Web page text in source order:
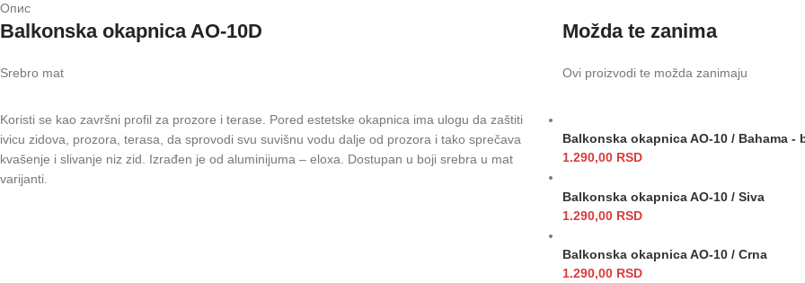
Опис
Balkonska okapnica AO-10D
Srebro mat
Koristi se kao završni profil za prozore i terase. Pored estetske okapnica ima ulogu da zaštiti
ivicu zidova, prozora, terasa, da sprovodi svu suvišnu vodu dalje od prozora i tako sprečava
kvašenje i slivanje niz zid. Izrađen je od aluminijuma – eloxa. Dostupan u boji srebra u mat
varijanti.
Možda te zanima
Ovi proizvodi te možda zanimaju
Balkonska okapnica AO-10 / Bahama -
1.290,00 RSD
Balkonska okapnica AO-10 / Siva
1.290,00 RSD
Balkonska okapnica AO-10 / Crna
1.290,00 RSD